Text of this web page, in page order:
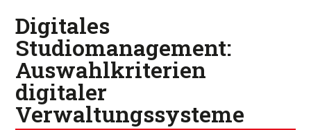
Digitales
Studiomanagement:
Auswahlkriterien
digitaler
Verwaltungssysteme